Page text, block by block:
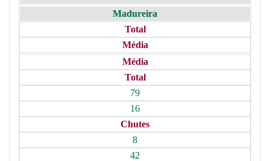
Madureira
Total
Média
Média
Total
79
16
Chutes
8
42